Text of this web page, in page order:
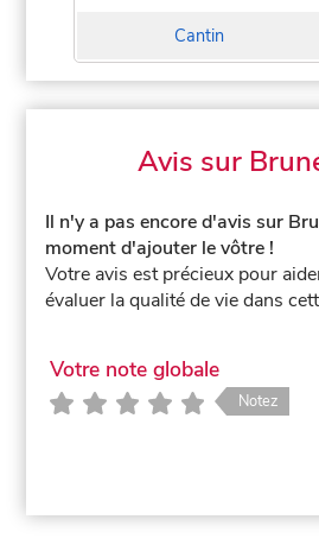
Cantin
Avis sur
Il n'y a pas encore d'avis sur
moment d'ajouter le vôtre !
Votre avis est précieux pour
évaluer la qualité de vie dans
Votre note globale
Notez